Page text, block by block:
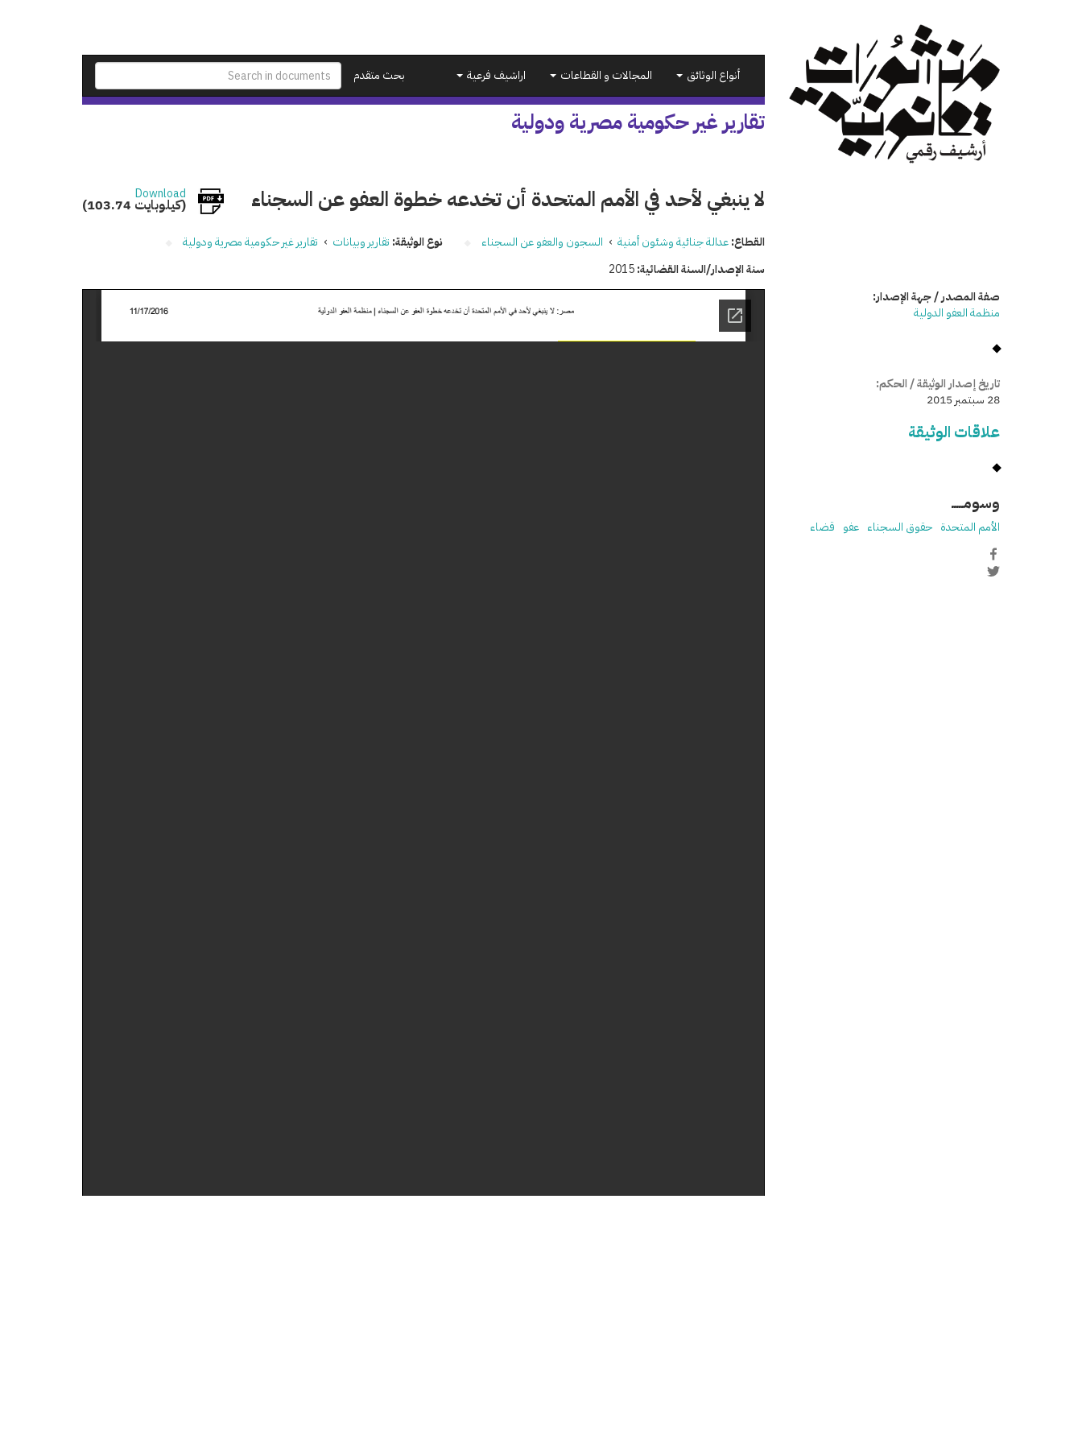
بحث متقدم
أنواع الوثائق المجالات و القطاعات اراشيف فرعية
تقارير غير حكومية مصرية ودولية
لا ينبغي لأحد في الأمم المتحدة أن تخدعه خطوة العفو عن السجناء Download
(103.74 كيلوبايت)
القطاع:عدالة جنائية وشئون أمنية › السجون والعفو عن السجناء نوع الوثيقة: تقارير وبيانات › تقارير غير حكومية مصرية ودولية
سنة الإصدار/السنة القضائية:2015
صفة المصدر / جهة الإصدار:
منظمة العفو الدولية
تاريخ إصدار الوثيقة / الحكم:
28 سبتمبر 2015
علاقات الوثيقة
وسومـــــ
الأمم المتحدة حقوق السجناء عفو قضاء